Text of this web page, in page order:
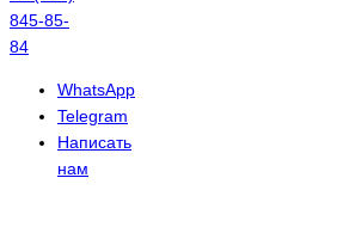
845-85-
84
WhatsApp
Telegram
Написать
нам